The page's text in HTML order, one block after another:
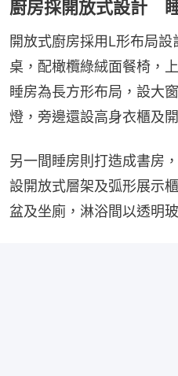
廚房採開放式設計
開放式廚房採用L形布局
桌，配橄欖綠絨面餐椅，
睡房為長方形布局，設大
燈，旁邊還設高身衣櫃及
另一間睡房則打造成書房
設開放式層架及弧形展示
盆及坐廁，淋浴間以透明